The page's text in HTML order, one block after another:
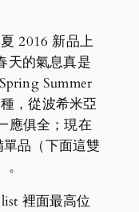
2016 新品上
天的氣息真是
Summer
，從波希米亞
應俱全；現在
品（下面這雙
裡面最高位